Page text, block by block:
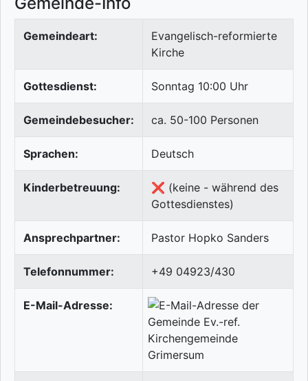
Gemeindeart:
Evangelisch-reformierte
Kirche
Gottesdienst: Sonntag 10:00 Uhr
Gemeindebesucher: ca. 50-100 Personen
Sprachen: Deutsch
Kinderbetreuung:
❌ (keine - während des
Gottesdienstes)
Ansprechpartner: Pastor Hopko Sanders
Telefonnummer: +49 04923/430
E-Mail-Adresse: